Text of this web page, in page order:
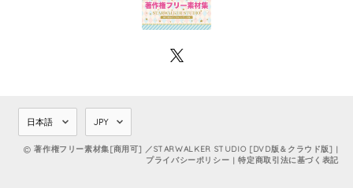
著作権フリー素材集[商用可] ／STARWALKER STUDIO [DVD版＆クラウド版] |
プライバシーポリシー |特定商取引法に基づく表記